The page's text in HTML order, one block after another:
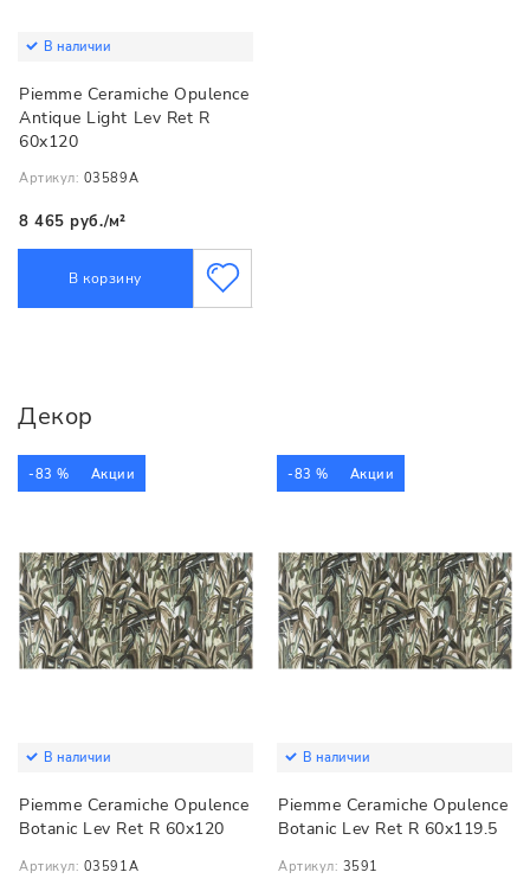
В наличии
Piemme Ceramiche Opulence
Antique Light Lev Ret R
60x120
Артикул: 03589А
8 465 руб./м²
В корзину
Декор
-83 % Акции
В наличии
Piemme Ceramiche Opulence
Botanic Lev Ret R 60x120
Артикул: 03591A
-83 % Акции
В наличии
Piemme Ceramiche Opulence
Botanic Lev Ret R 60x119.5
Артикул: 3591